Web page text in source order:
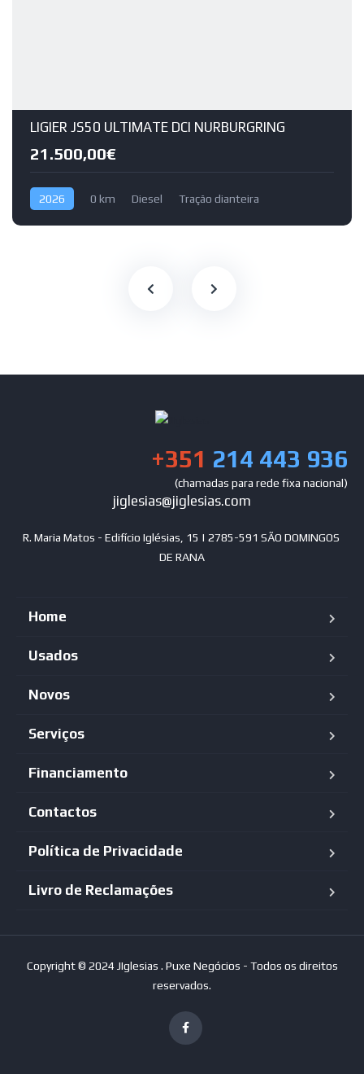
LIGIER JS50 ULTIMATE DCI NURBURGRING
21.500,00€
2026 0 km Diesel Tração dianteira
+351 214 443 936
(chamadas para rede fixa nacional)
jiglesias@jiglesias.com
R. Maria Matos - Edifício Iglésias, 15 | 2785-591 SÃO DOMINGOS
DE RANA
Home
Usados
Novos
Serviços
Financiamento
Contactos
Política de Privacidade
Livro de Reclamações
Copyright © 2024 JIglesias . Puxe Negócios - Todos os direitos
reservados.